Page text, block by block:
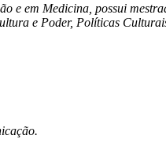
em Medicina, possui
e Poder, Políticas